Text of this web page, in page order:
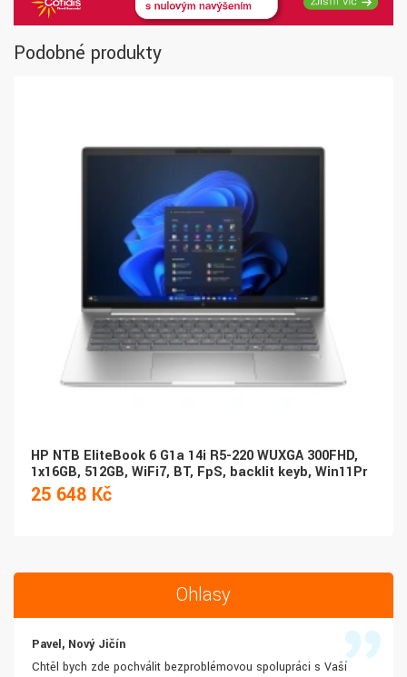
Podobné produkty
HP NTB EliteBook 6 G1a 14i R5-220 WUXGA 300FHD,
1x16GB, 512GB, WiFi7, BT, FpS, backlit keyb, Win11Pr
25 648 Kč
Ohlasy
Pavel, Nový Jičín
Chtěl bych zde pochválit bezproblémovou spolupráci s Vaší